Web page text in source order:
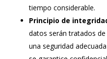
tiempo considerable.
Principio de
datos serán tratados
una seguridad